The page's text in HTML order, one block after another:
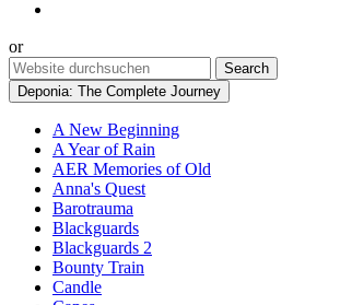
or
Deponia: The Complete Journey
A New Beginning
A Year of Rain
AER Memories of Old
Anna's Quest
Barotrauma
Blackguards
Blackguards 2
Bounty Train
Candle